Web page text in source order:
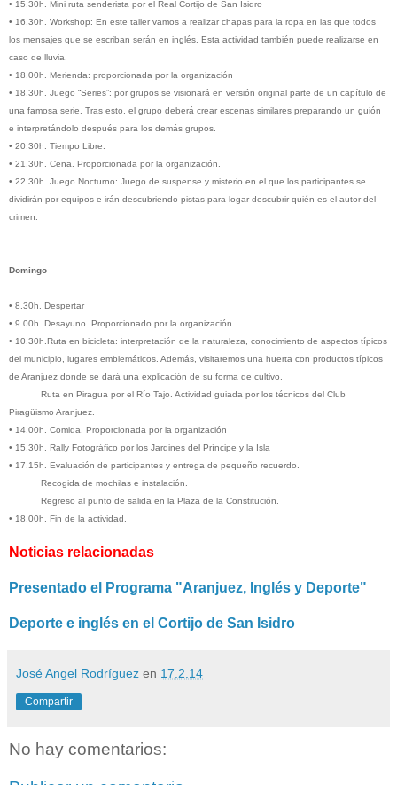
• 15.30h. Mini ruta senderista por el Real Cortijo de San Isidro
• 16.30h. Workshop: En este taller vamos a realizar chapas para la ropa en las que todos
los mensajes que se escriban serán en inglés. Esta actividad también puede realizarse en
caso de lluvia.
• 18.00h. Merienda: proporcionada por la organización
• 18.30h. Juego “Series”: por grupos se visionará en versión original parte de un capítulo de
una famosa serie. Tras esto, el grupo deberá crear escenas similares preparando un guión
e interpretándolo después para los demás grupos.
• 20.30h. Tiempo Libre.
• 21.30h. Cena. Proporcionada por la organización.
• 22.30h. Juego Nocturno: Juego de suspense y misterio en el que los participantes se
dividirán por equipos e irán descubriendo pistas para logar descubrir quién es el autor del
crimen.
Domingo
• 8.30h. Despertar
• 9.00h. Desayuno. Proporcionado por la organización.
• 10.30h.Ruta en bicicleta: interpretación de la naturaleza, conocimiento de aspectos típicos
del municipio, lugares emblemáticos. Además, visitaremos una huerta con productos típicos
de Aranjuez donde se dará una explicación de su forma de cultivo.
Ruta en Piragua por el Río Tajo. Actividad guiada por los técnicos del Club
Piragüismo Aranjuez.
• 14.00h. Comida. Proporcionada por la organización
• 15.30h. Rally Fotográfico por los Jardines del Príncipe y la Isla
• 17.15h. Evaluación de participantes y entrega de pequeño recuerdo.
Recogida de mochilas e instalación.
Regreso al punto de salida en la Plaza de la Constitución.
• 18.00h. Fin de la actividad.
Noticias relacionadas
Presentado el Programa "Aranjuez, Inglés y Deporte"
Deporte e inglés en el Cortijo de San Isidro
José Angel Rodríguez en 17.2.14
Compartir
No hay comentarios: